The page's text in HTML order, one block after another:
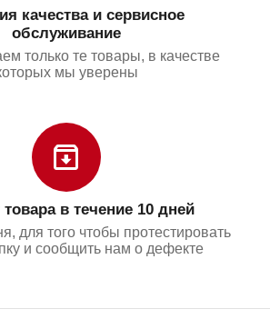
качества и сервисное
обслуживание
только те товары, в качестве
мы уверены
товара в течение 10 дней
для того чтобы протестировать
и сообщить нам о дефекте